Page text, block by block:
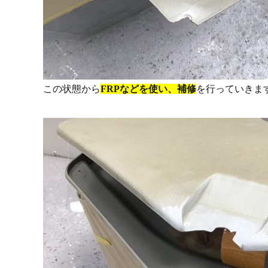
この状態からFRPなどを使い、補修を行っていきま